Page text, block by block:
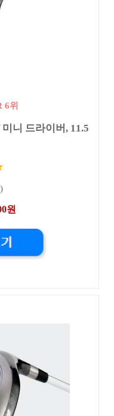
6위
니 드라이버, 11.5
원